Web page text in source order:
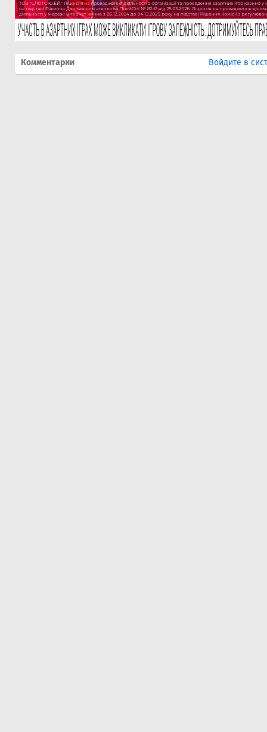
Комментарии Войдите в